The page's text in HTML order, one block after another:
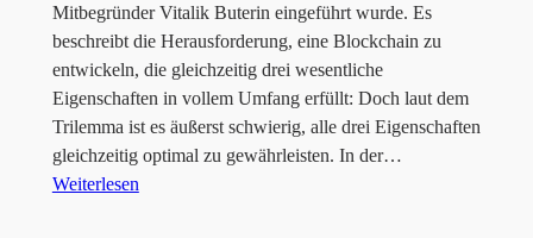
Mitbegründer Vitalik Buterin eingeführt wurde. Es
beschreibt die Herausforderung, eine Blockchain zu
entwickeln, die gleichzeitig drei wesentliche
Eigenschaften in vollem Umfang erfüllt: Doch laut dem
Trilemma ist es äußerst schwierig, alle drei Eigenschaften
gleichzeitig optimal zu gewährleisten. In der…
Weiterlesen